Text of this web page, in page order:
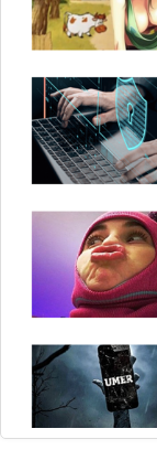
Омега-3Рыба —
укрепляет
Лучшая рыба
Чеснок
Чеснок
волокон, что
Возврат к списку
2026 © Служба